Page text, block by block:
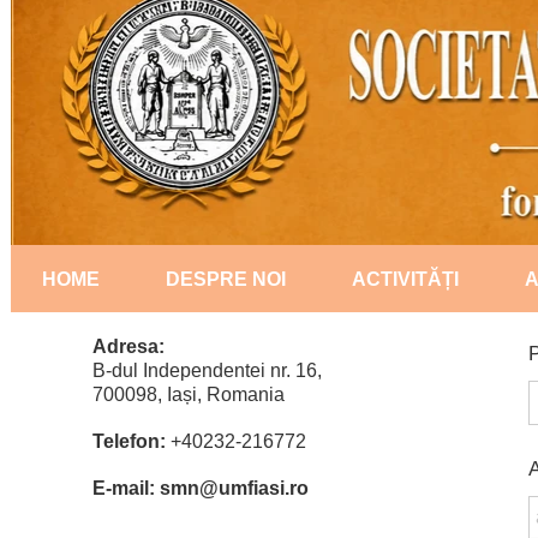
Adresa:
B-dul Independentei nr. 16,
700098, Iași, Romania
Telefon: +40232-216772
E-mail: smn@umfiasi.ro
HOME DESPRE NOI
Conducere
Președinți
ACTIVITĂȚI